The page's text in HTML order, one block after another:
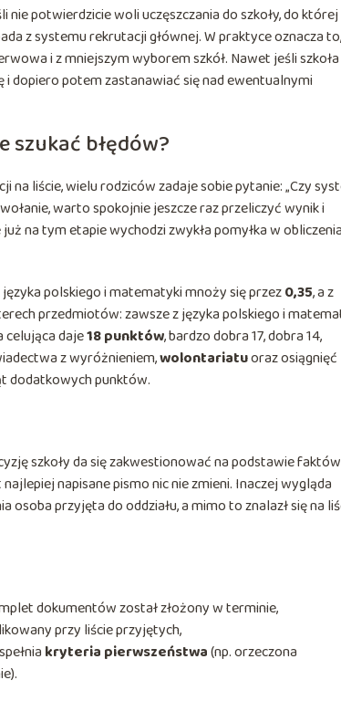
potwierdzicie woli uczęszczania do szkoły, do której
z systemu rekrutacji głównej. W praktyce oznacza
i z mniejszym wyborem szkół. Nawet jeśli
dopiero potem zastanawiać się nad ewentualnymi
błędów?
na liście, wielu rodziców zadaje sobie pytanie: „Czy
warto spokojnie jeszcze raz przeliczyć wynik i
już na tym etapie wychodzi zwykła pomyłka w
polskiego i matematyki mnoży się przez0,35, a z
przedmiotów: zawsze z języka polskiego i
celująca daje18 punktów, bardzo dobra 17, dobra 14,
z wyróżnieniem,wolontariatuoraz osiągnięć
dodatkowych punktów.
szkoły da się zakwestionować na podstawie
napisane pismo nic nie zmieni. Inaczej wygląda
przyjęta do oddziału, a mimo to znalazł się na
dokumentów został złożony w terminie,
przy liście przyjętych,
kryteria pierwszeństwa(np. orzeczona